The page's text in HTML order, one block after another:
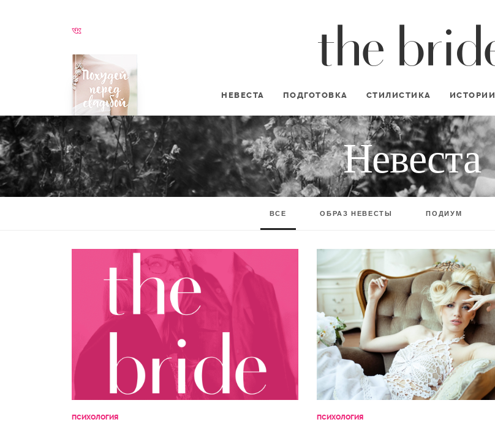
НЕВЕСТА ПОДГОТОВКА СТИЛИСТИКА ИСТОРИИ
Невеста
ВСЕ ОБРАЗ НЕВЕСТЫ ПОДИУМ
ПСИХОЛОГИЯ ПСИХОЛОГИЯ